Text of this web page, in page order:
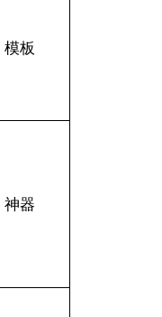
模板
神器